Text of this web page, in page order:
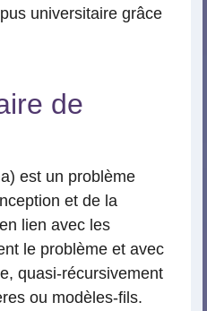
universitaire grâce
de
est un problème
et de la
lien avec les
le problème et avec
quasi-récursivement
ou modèles-fils.